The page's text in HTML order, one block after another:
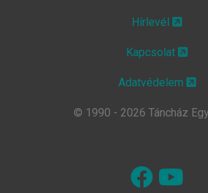
Hírlevél
Kapcsolat
Adatvédelem
© 1990 - 2026 Táncház